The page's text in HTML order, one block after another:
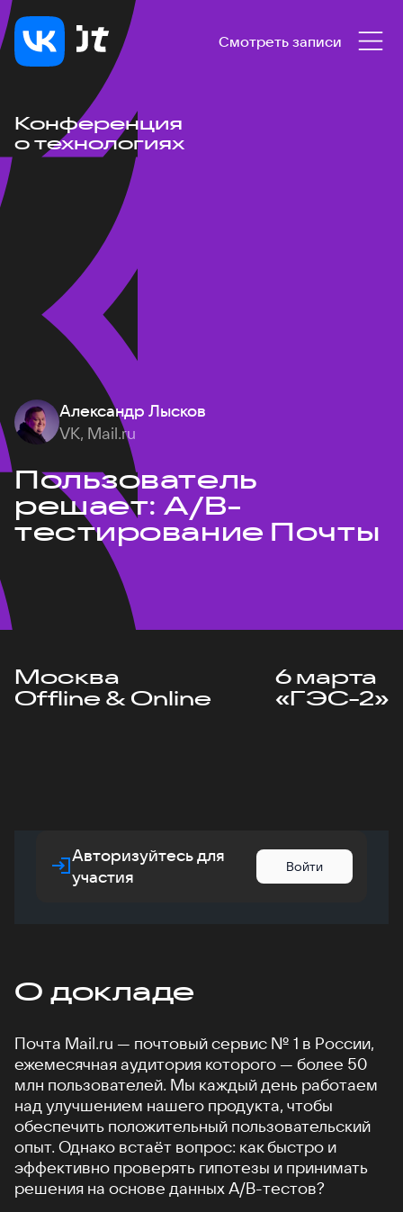
Смотреть записи
Конференция
о технологиях
Александр Лысков
VK, Mail.ru
Пользователь
решает: A/B-
тестирование Почты
Москва
Offline & Online
6 марта
«ГЭС-2»
Авторизуйтесь для
участия
Войти
О докладе
Почта Mail.ru — почтовый сервис № 1 в России,
ежемесячная аудитория которого — более 50
млн пользователей. Мы каждый день работаем
над улучшением нашего продукта, чтобы
обеспечить положительный пользовательский
опыт. Однако встаёт вопрос: как быстро и
эффективно проверять гипотезы и принимать
решения на основе данных A/B-тестов?